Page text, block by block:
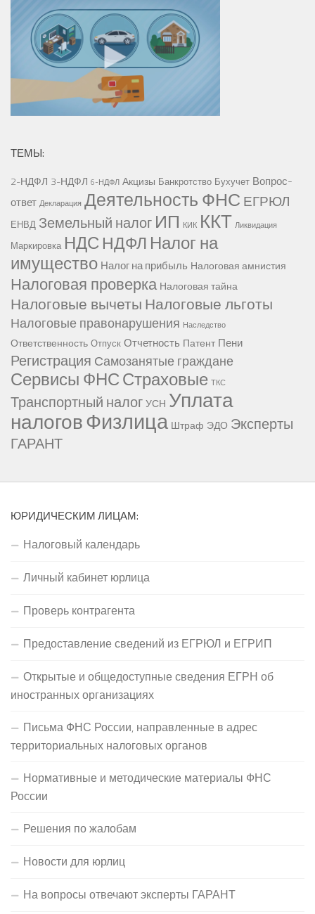
ТЕМЫ:
2-НДФЛ 3-НДФЛ 6-НДФЛ Акцизы Банкротство Бухучет Вопрос-
ответ Декларация Деятельность ФНС ЕГРЮЛ
ЕНВД Земельный налог ИП КИК ККТ Ликвидация
Маркировка НДС НДФЛ Налог на
имущество Налог на прибыль Налоговая амнистия
Налоговая проверка Налоговая тайна
Налоговые вычетыНалоговые льготы
Налоговые правонарушения Наследство
Ответственность Отпуск Отчетность Патент Пени
Регистрация Самозанятые граждане
Сервисы ФНССтраховые ТКС
Транспортный налогУСН Уплата
налоговФизлица Штраф ЭДО Эксперты
ГАРАНТ
ЮРИДИЧЕСКИМ ЛИЦАМ:
Налоговый календарь
Личный кабинет юрлица
Проверь контрагента
Предоставление сведений из ЕГРЮЛ и ЕГРИП
Открытые и общедоступные сведения ЕГРН об
иностранных организациях
Письма ФНС России, направленные в адрес
территориальных налоговых органов
Нормативные и методические материалы ФНС
России
Решения по жалобам
Новости для юрлиц
На вопросы отвечают эксперты ГАРАНТ